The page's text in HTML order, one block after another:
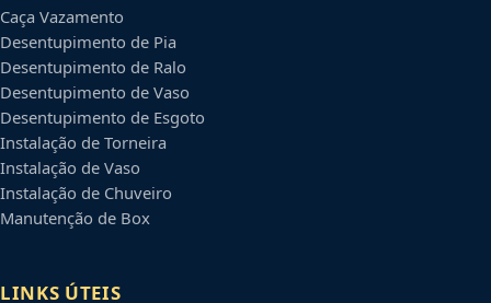
Caça Vazamento
Desentupimento de Pia
Desentupimento de Ralo
Desentupimento de Vaso
Desentupimento de Esgoto
Instalação de Torneira
Instalação de Vaso
Instalação de Chuveiro
Manutenção de Box
LINKS ÚTEIS